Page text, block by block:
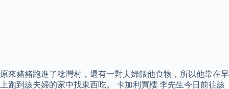
原來豬豬跑進了稔灣村，還有一對夫婦餵他食物，所以他常在早
上跑到該夫婦的家中找東西吃。 卡加利買樓 李先生今日前往該